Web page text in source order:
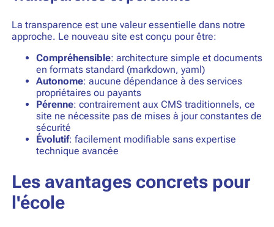
La transparence est une valeur essentielle dans notre
approche. Le nouveau site est conçu pour être:
Compréhensible: architecture simple et documents
en formats standard (markdown, yaml)
Autonome: aucune dépendance à des services
propriétaires ou payants
Pérenne: contrairement aux CMS traditionnels, ce
site ne nécessite pas de mises à jour constantes de
sécurité
Évolutif: facilement modifiable sans expertise
technique avancée
Les avantages concrets pour
l'école